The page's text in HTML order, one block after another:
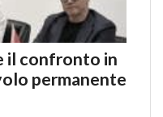
il confronto in
permanente